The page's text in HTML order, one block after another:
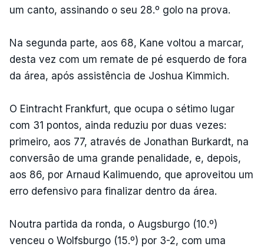
um canto, assinando o seu 28.º golo na prova.
Na segunda parte, aos 68, Kane voltou a marcar,
desta vez com um remate de pé esquerdo de fora
da área, após assistência de Joshua Kimmich.
O Eintracht Frankfurt, que ocupa o sétimo lugar
com 31 pontos, ainda reduziu por duas vezes:
primeiro, aos 77, através de Jonathan Burkardt, na
conversão de uma grande penalidade, e, depois,
aos 86, por Arnaud Kalimuendo, que aproveitou um
erro defensivo para finalizar dentro da área.
Noutra partida da ronda, o Augsburgo (10.º)
venceu o Wolfsburgo (15.º) por 3-2, com uma